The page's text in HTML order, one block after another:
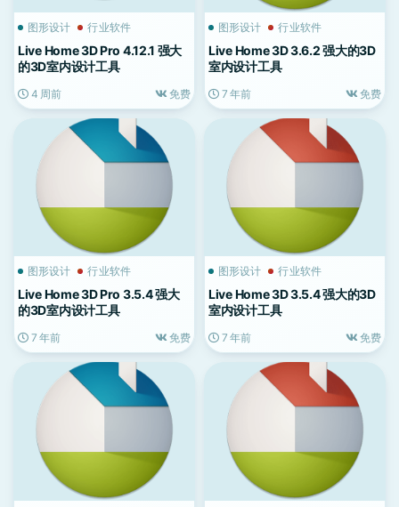
图形设计 行业软件
Live Home 3D Pro 4.12.1 强大
的3D室内设计工具
4 周前 免费
图形设计 行业软件
Live Home 3D 3.6.2 强大的3D
室内设计工具
7 年前 免费
图形设计 行业软件
Live Home 3D Pro 3.5.4 强大
的3D室内设计工具
7 年前 免费
图形设计 行业软件
Live Home 3D 3.5.4 强大的3D
室内设计工具
7 年前 免费